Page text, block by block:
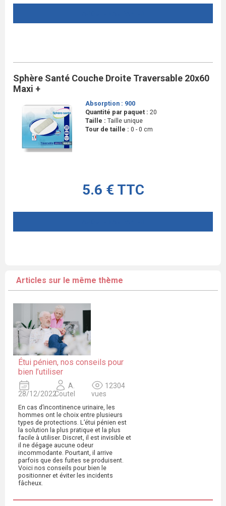
Sphère Santé Couche Droite Traversable 20x60
Maxi +
Absorption : 900
Quantité par paquet : 20
Taille : Taille unique
Tour de taille : 0 - 0 cm
5.6 € TTC
Articles sur le même thème
Étui pénien, nos conseils pour
bien l’utiliser
28/12/2022
A.
Coutel
12304
vues
En cas d’incontinence urinaire, les
hommes ont le choix entre plusieurs
types de protections. L’étui pénien est
la solution la plus pratique et la plus
facile à utiliser. Discret, il est invisible et
il ne dégage aucune odeur
incommodante. Pourtant, il arrive
parfois que des fuites se produisent.
Voici nos conseils pour bien le
positionner et éviter les incidents
fâcheux.